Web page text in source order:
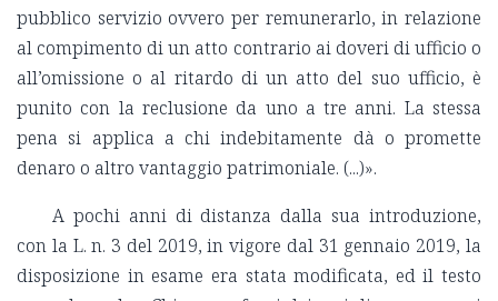
pubblico servizio ovvero per remunerarlo, in relazione
al compimento di un atto contrario ai doveri di ufficio o
all’omissione o al ritardo di un atto del suo ufficio, è
punito con la reclusione da uno a tre anni. La stessa
pena si applica a chi indebitamente dà o promette
denaro o altro vantaggio patrimoniale. (...)».
A pochi anni di distanza dalla sua introduzione,
con la L. n. 3 del 2019, in vigore dal 31 gennaio 2019, la
disposizione in esame era stata modificata, ed il testo